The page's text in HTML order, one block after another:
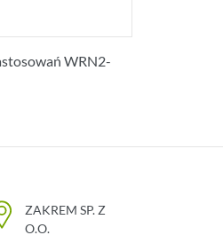
WRN2-
ZAKREM SP. Z
O.O.